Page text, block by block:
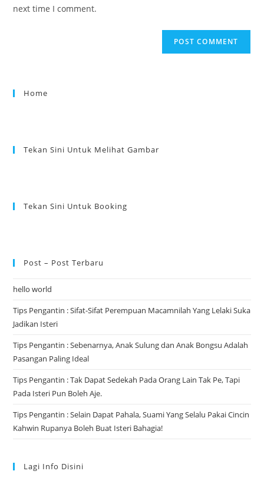
next time I comment.
Home
Tekan Sini Untuk Melihat Gambar
Tekan Sini Untuk Booking
Post – Post Terbaru
hello world
Tips Pengantin : Sifat-Sifat Perempuan Macamnilah Yang Lelaki Suka
Jadikan Isteri
Tips Pengantin : Sebenarnya, Anak Sulung dan Anak Bongsu Adalah
Pasangan Paling Ideal
Tips Pengantin : Tak Dapat Sedekah Pada Orang Lain Tak Pe, Tapi
Pada Isteri Pun Boleh Aje.
Tips Pengantin : Selain Dapat Pahala, Suami Yang Selalu Pakai Cincin
Kahwin Rupanya Boleh Buat Isteri Bahagia!
Lagi Info Disini